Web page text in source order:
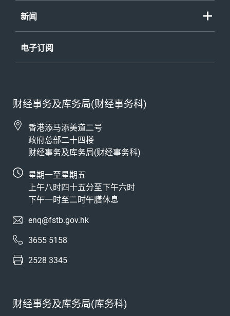
新闻
电子订阅
财经事务及库务局(财经事务科)
香港添马添美道二号
政府总部二十四楼
财经事务及库务局(财经事务科)
星期一至星期五
上午八时四十五分至下午六时
下午一时至二时午膳休息
enq@fstb.gov.hk
3655 5158
2528 3345
财经事务及库务局(库务科)